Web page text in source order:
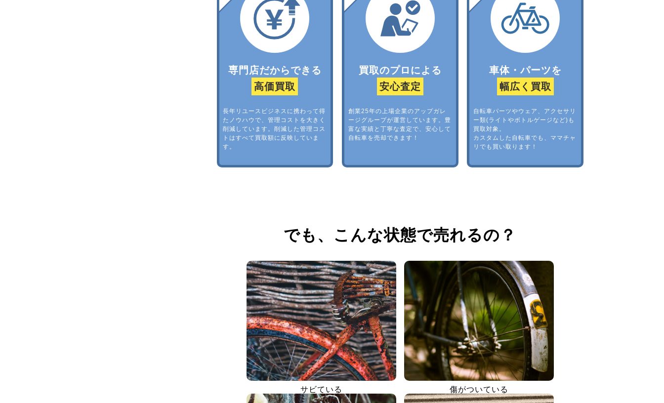
専門店だからできる
高価買取
長年リユースビジネスに携わって得
たノウハウで、管理コストを大きく
削減しています。削減した管理コス
トはすべて買取額に反映していま
す。
買取のプロによる
安心査定
創業25年の上場企業のアップガレ
ージグループが運営しています。豊
富な実績と丁寧な査定で、安心して
自転車を売却できます！
車体・パーツを
幅広く買取
自転車パーツやウェア、アクセサリ
ー類(ライトやボトルゲージなど)も
買取対象。
カスタムした自転車でも、ママチャ
リでも買い取ります！
でも、 こんな状態で売れるの？
サビている 傷がついている